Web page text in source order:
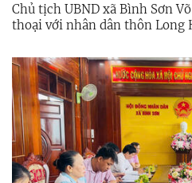
Chủ tịch UBND xã Bình Sơn
thoại với nhân dân thôn Long